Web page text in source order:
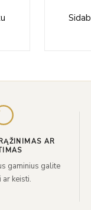
AR
gaminius galite
ar keisti.